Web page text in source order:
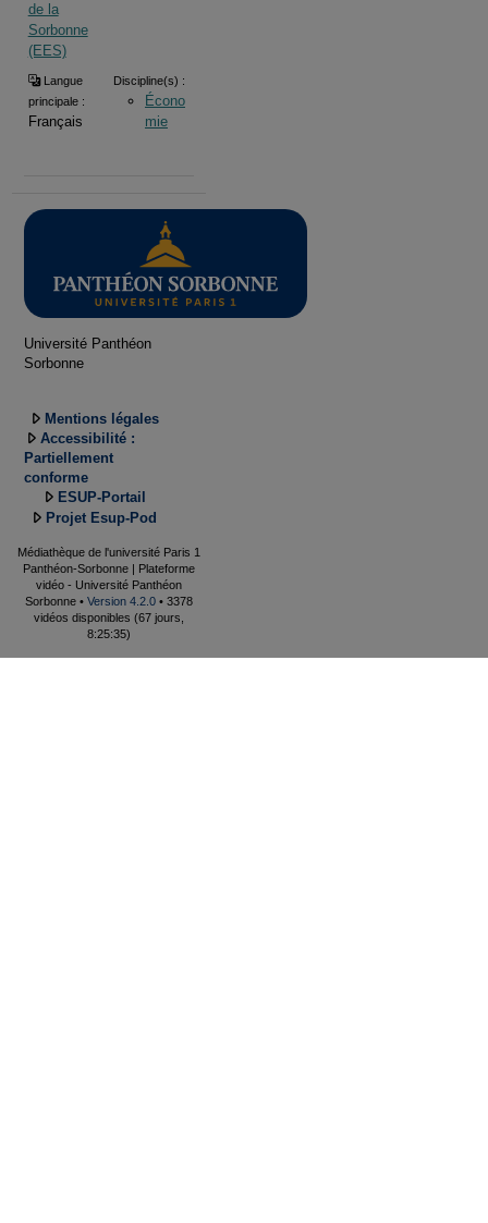
de la
Sorbonne
(EES)
Langue
principale :
Français
Discipline(s) :
Écono
mie
Université Panthéon
Sorbonne
Mentions légales
Accessibilité :
Partiellement
conforme
ESUP-Portail
Projet Esup-Pod
Médiathèque de l'université Paris 1
Panthéon-Sorbonne | Plateforme
vidéo - Université Panthéon
Sorbonne • Version 4.2.0 • 3378
vidéos disponibles (67 jours,
8:25:35)